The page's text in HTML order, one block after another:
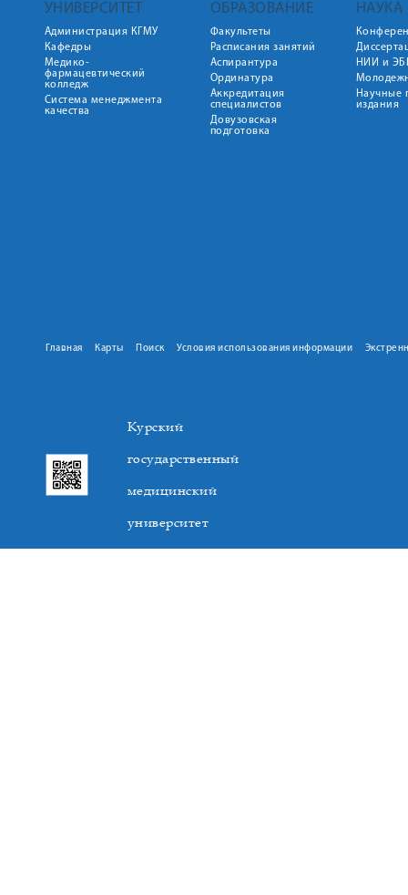
УНИВЕРСИТЕТ
Администрация КГМУ
Кафедры
Медико-
фармацевтический
колледж
Система менеджмента
качества
ОБРАЗОВАНИЕ
Факультеты
Расписания занятий
Аспирантура
Ординатура
Аккредитация
специалистов
Довузовская
подготовка
НАУКА
НИИ и
Научные
издания
Главная Карты Поиск Условия использования информации
Курский
государственный
медицинский
университет